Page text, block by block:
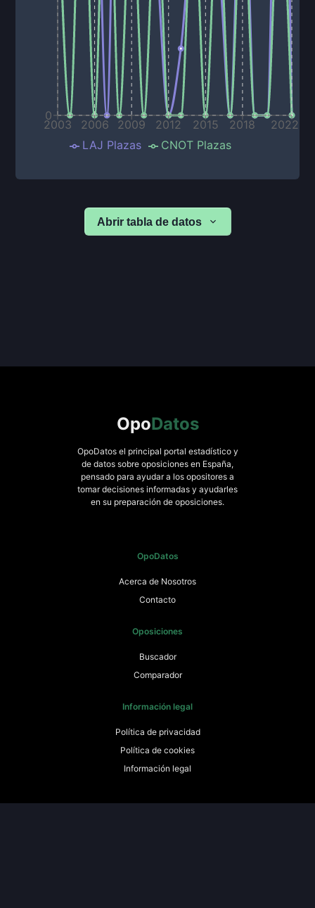
2003 2006 2009 2012 2015 2018 2022
0
LAJ Plazas CNOT Plazas
Abrir tabla de datos
OpoDatos
OpoDatos el principal portal estadístico y
de datos sobre oposiciones en España,
pensado para ayudar a los opositores a
tomar decisiones informadas y ayudarles
en su preparación de oposiciones.
OpoDatos
Acerca de Nosotros
Contacto
Oposiciones
Buscador
Comparador
Información legal
Política de privacidad
Política de cookies
Información legal